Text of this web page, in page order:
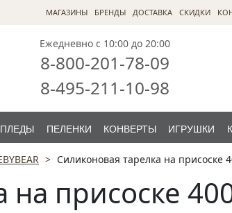
МАГАЗИНЫ БРЕНДЫ ДОСТАВКА СКИДКИ
Ежедневно с 10:00 до 20:00
8-800-201-78-09
8-495-211-10-98
ПЛЕДЫ ПЕЛЕНКИ КОНВЕРТЫ ИГРУШКИ
Силиконовая тарелка на присоске
присоске